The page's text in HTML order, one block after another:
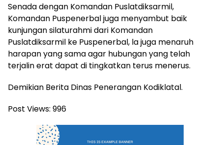
Senada dengan Komandan Puslatdiksarmil,
Komandan Puspenerbal juga menyambut baik
kunjungan silaturahmi dari Komandan
Puslatdiksarmil ke Puspenerbal, la juga menaruh
harapan yang sama agar hubungan yang telah
terjalin erat dapat di tingkatkan terus menerus.
Demikian Berita Dinas Penerangan Kodiklatal.
Post Views: 996